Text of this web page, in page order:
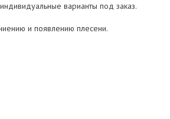
варианты под заказ.
и появлению плесени.